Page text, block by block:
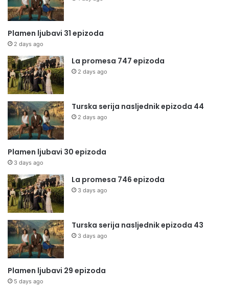
Plamen ljubavi 31 epizoda
2 days ago
La promesa 747 epizoda
2 days ago
Turska serija nasljednik epizoda 44
2 days ago
Plamen ljubavi 30 epizoda
3 days ago
La promesa 746 epizoda
3 days ago
Turska serija nasljednik epizoda 43
3 days ago
Plamen ljubavi 29 epizoda
5 days ago